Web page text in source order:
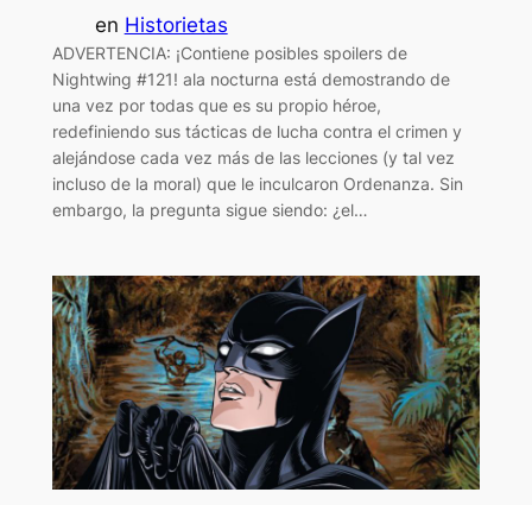
en Historietas
ADVERTENCIA: ¡Contiene posibles spoilers de
Nightwing #121! ala nocturna está demostrando de
una vez por todas que es su propio héroe,
redefiniendo sus tácticas de lucha contra el crimen y
alejándose cada vez más de las lecciones (y tal vez
incluso de la moral) que le inculcaron Ordenanza. Sin
embargo, la pregunta sigue siendo: ¿el…